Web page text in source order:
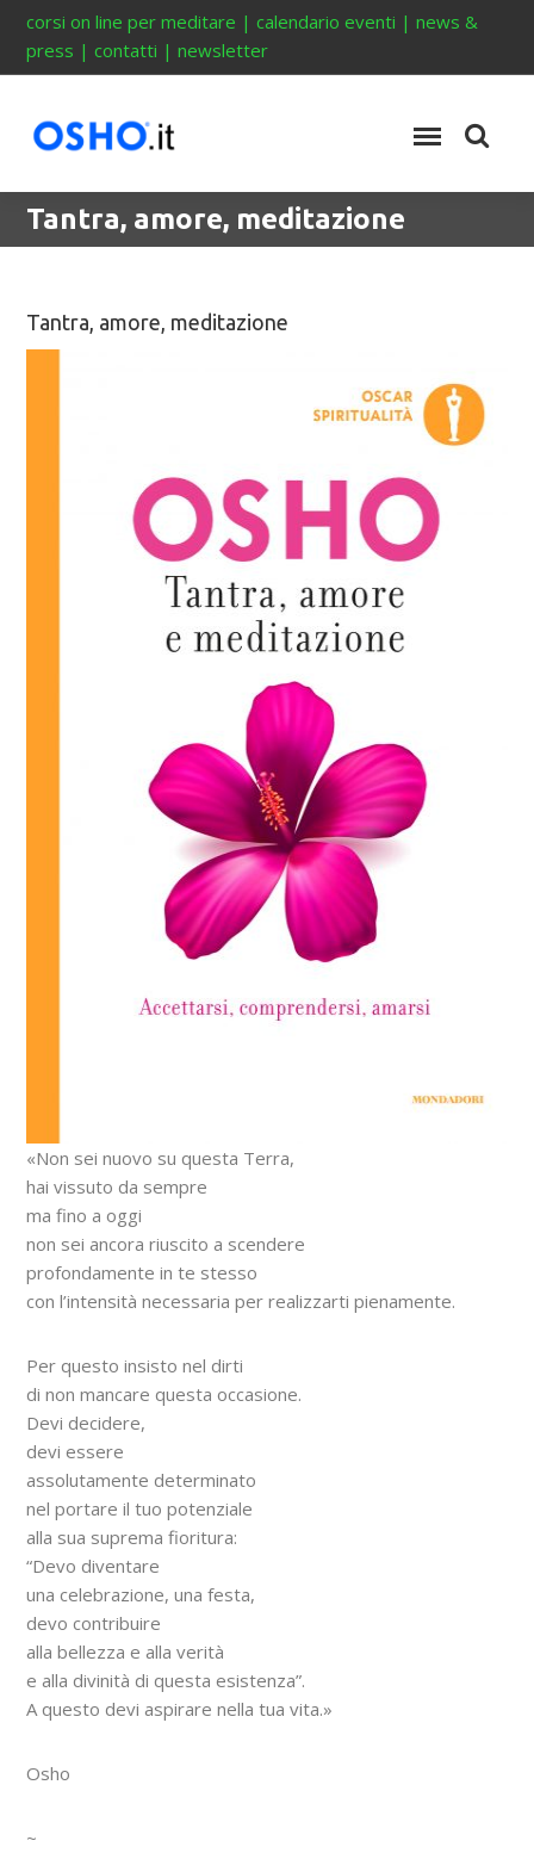
corsi on line per meditare |calendario eventi |news &
press |contatti |newsletter
Tantra, amore, meditazione
Tantra, amore, meditazione
«Non sei nuovo su questa Terra,
hai vissuto da sempre
ma fino a oggi
non sei ancora riuscito a scendere
profondamente in te stesso
con l’intensità necessaria per realizzarti pienamente.
Per questo insisto nel dirti
di non mancare questa occasione.
Devi decidere,
devi essere
assolutamente determinato
nel portare il tuo potenziale
alla sua suprema fioritura:
“Devo diventare
una celebrazione, una festa,
devo contribuire
alla bellezza e alla verità
e alla divinità di questa esistenza”.
A questo devi aspirare nella tua vita.»
Osho
~